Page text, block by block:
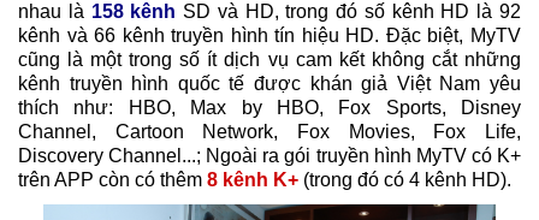
nhau là 158 kênh SD và HD, trong đó số kênh HD là 92
kênh và 66 kênh truyền hình tín hiệu HD. Đặc biệt, MyTV
cũng là một trong số ít dịch vụ cam kết không cắt những
kênh truyền hình quốc tế được khán giả Việt Nam yêu
thích như: HBO, Max by HBO, Fox Sports, Disney
Channel, Cartoon Network, Fox Movies, Fox Life,
Discovery Channel...; Ngoài ra gói truyền hình MyTV có K+
trên APP còn có thêm 8 kênh K+ (trong đó có 4 kênh HD).